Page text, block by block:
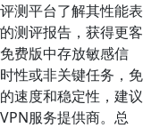
测平台了解其性能表
的测评报告，获得更客
费版中存放敏感信
性或非关键任务，免
速度和稳定性，建议
服务提供商。总